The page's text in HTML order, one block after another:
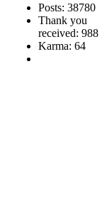
Posts: 38780
Thank you
received: 988
Karma: 64